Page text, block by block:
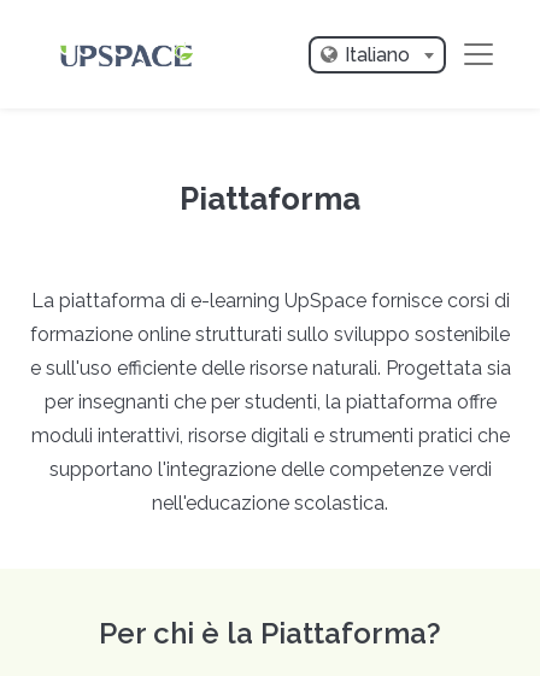
Italiano
Piattaforma
La piattaforma di e-learning UpSpace fornisce corsi di
formazione online strutturati sullo sviluppo sostenibile
e sull'uso efficiente delle risorse naturali. Progettata sia
per insegnanti che per studenti, la piattaforma offre
moduli interattivi, risorse digitali e strumenti pratici che
supportano l'integrazione delle competenze verdi
nell'educazione scolastica.
Per chi è la Piattaforma?